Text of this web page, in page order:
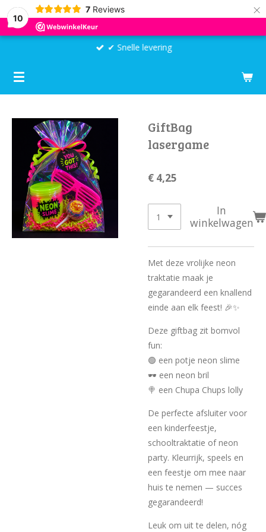
10
7 Reviews ×
✔ Snelle levering
GiftBag
lasergame
€ 4,25
In
winkelwagen
Met deze vrolijke neon
traktatie maak je
gegarandeerd een knallend
einde aan elk feest! 🎉✨
Deze giftbag zit bomvol
fun:
🟢 een potje neon slime
🕶️ een neon bril
🍭 een Chupa Chups lolly
De perfecte afsluiter voor
een kinderfeestje,
schooltraktatie of neon
party. Kleurrijk, speels en
een feestje om mee naar
huis te nemen — succes
gegarandeerd!
Leuk om uit te delen, nóg